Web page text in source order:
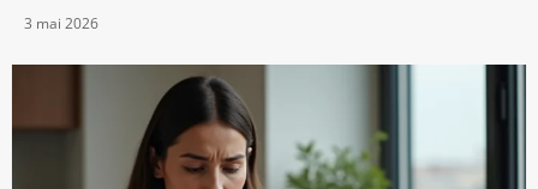
3 mai 2026